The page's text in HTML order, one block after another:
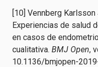
[10] Vennberg
Experiencias de salud
en casos de
cualitativa. BMJ Open,
10.1136/bmjopen-